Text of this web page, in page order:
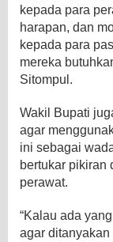
kepada para
harapan, dan
kepada para
mereka
Sitompul.
Wakil Bupati
agar
ini sebagai
bertukar pikiran
perawat.
“Kalau ada
agar